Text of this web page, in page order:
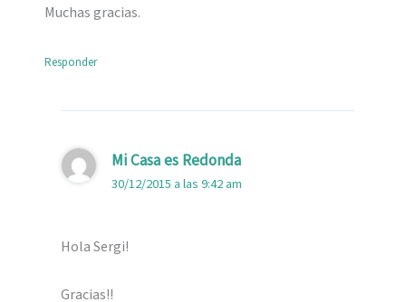
Muchas gracias.
Responder
Mi Casa es Redonda
30/12/2015 a las 9:42 am
Hola Sergi!
Gracias!!